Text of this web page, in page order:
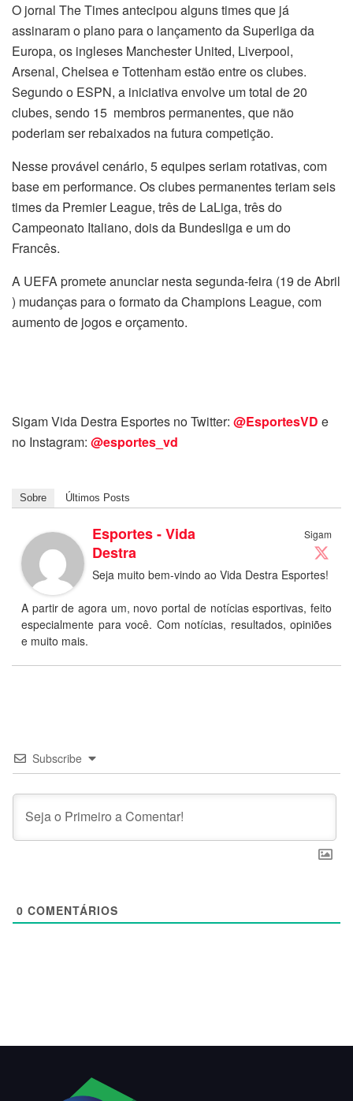
O jornal The Times antecipou alguns times que já
assinaram o plano para o lançamento da Superliga da
Europa, os ingleses Manchester United, Liverpool,
Arsenal, Chelsea e Tottenham estão entre os clubes.
Segundo o ESPN, a iniciativa envolve um total de 20
clubes, sendo 15 membros permanentes, que não
poderiam ser rebaixados na futura competição.
Nesse provável cenário, 5 equipes seriam rotativas, com
base em performance. Os clubes permanentes teriam seis
times da Premier League, três de LaLiga, três do
Campeonato Italiano, dois da Bundesliga e um do
Francês.
A UEFA promete anunciar nesta segunda-feira (19 de Abril
) mudanças para o formato da Champions League, com
aumento de jogos e orçamento.
Sigam Vida Destra Esportes no Twitter: @EsportesVD e
no Instagram: @esportes_vd
Sobre Últimos Posts
Sigam
Esportes - Vida
Destra
Seja muito bem-vindo ao Vida Destra Esportes!
A partir de agora um, novo portal de notícias esportivas, feito
especialmente para você. Com notícias, resultados, opiniões
e muito mais.
Subscribe
0 COMENTÁRIOS